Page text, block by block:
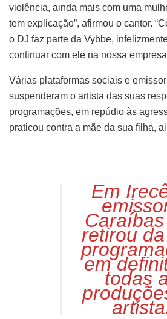
violência, ainda mais com uma
tem explicação”, afirmou o cantor.
o DJ faz parte da Vybbe,
continuar com ele na nossa
Várias plataformas sociais e
suspenderam o artista das suas
programações, em repúdio às
praticou contra a mãe da sua filha,
Em
retirou
em
todas